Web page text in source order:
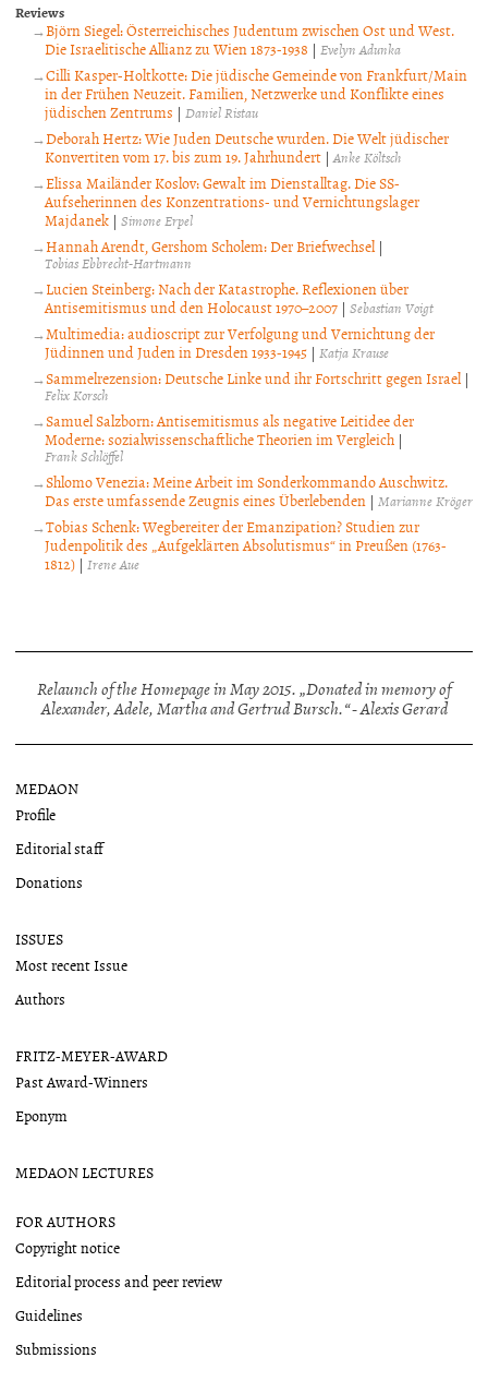
Reviews
Björn Siegel: Österreichisches Judentum zwischen Ost und West.
Die Israelitische Allianz zu Wien 1873-1938 | Evelyn Adunka
Cilli Kasper-Holtkotte: Die jüdische Gemeinde von Frankfurt/Main
in der Frühen Neuzeit. Familien, Netzwerke und Konflikte eines
jüdischen Zentrums | Daniel Ristau
Deborah Hertz: Wie Juden Deutsche wurden. Die Welt jüdischer
Konvertiten vom 17. bis zum 19. Jahrhundert |Anke Költsch
Elissa Mailänder Koslov: Gewalt im Dienstalltag. Die SS-
Aufseherinnen des Konzentrations- und Vernichtungslager
Majdanek | Simone Erpel
Hannah Arendt, Gershom Scholem: Der Briefwechsel|
Tobias Ebbrecht-Hartmann
Lucien Steinberg: Nach der Katastrophe. Reflexionen über
Antisemitismus und den Holocaust 1970–2007 | Sebastian Voigt
Multimedia: audioscript zur Verfolgung und Vernichtung der
Jüdinnen und Juden in Dresden 1933-1945 | Katja Krause
Sammelrezension: Deutsche Linke und ihr Fortschritt gegen Israel|
Felix Korsch
Samuel Salzborn: Antisemitismus als negative Leitidee der
Moderne: sozialwissenschaftliche Theorien im Vergleich |
Frank Schlöffel
Shlomo Venezia: Meine Arbeit im Sonderkommando Auschwitz.
Das erste umfassende Zeugnis eines Überlebenden | Marianne Kröger
Tobias Schenk: Wegbereiter der Emanzipation? Studien zur
Judenpolitik des „Aufgeklärten Absolutismus“ in Preußen (1763-
1812) | Irene Aue
Relaunch of the Homepage in May 2015. „Donated in memory of
Alexander, Adele, Martha and Gertrud Bursch.“ - Alexis Gerard
MEDAON
Profile
Editorial staff
Donations
ISSUES
Most recent Issue
Authors
FRITZ-MEYER-AWARD
Past Award-Winners
Eponym
MEDAON LECTURES
FOR AUTHORS
Copyright notice
Editorial process and peer review
Guidelines
Submissions